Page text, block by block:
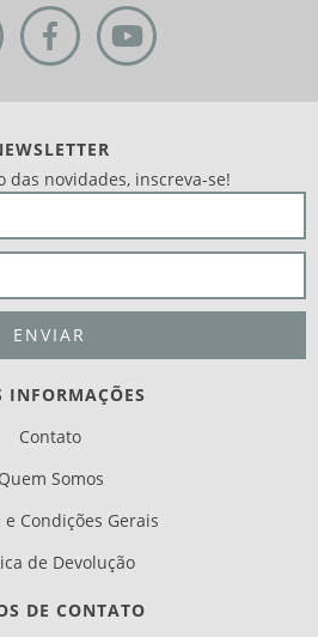
das novidades, inscreva-se!
INFORMAÇÕES
Contato
Quem Somos
e Condições Gerais
de Devolução
DE CONTATO